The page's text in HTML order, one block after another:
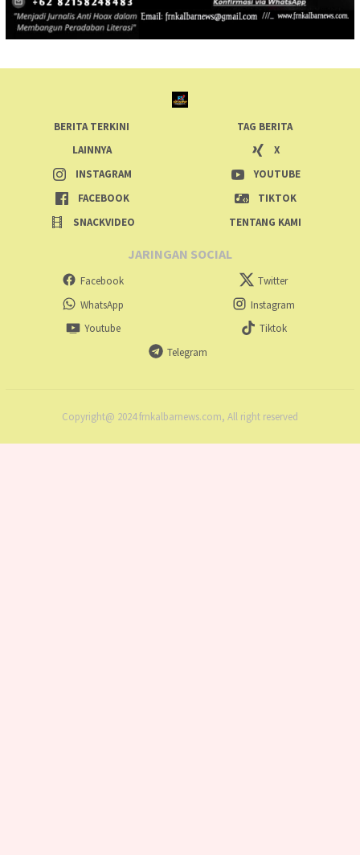
BERITA TERKINI
TAG BERITA
LAINNYA
X
INSTAGRAM
YOUTUBE
FACEBOOK
TIKTOK
SNACKVIDEO
TENTANG KAMI
JARINGAN SOCIAL
Facebook
Twitter
WhatsApp
Instagram
Youtube
Tiktok
Telegram
Copyright@ 2024 frnkalbarnews.com, All right reserved